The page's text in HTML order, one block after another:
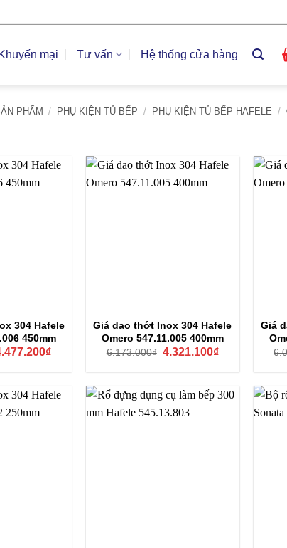
Khuyến mại Tư vấn Hệ thống cửa hàng
PHẨM / PHỤ KIỆN TỦ BẾP / PHỤ KIỆN TỦ BẾP HAFELE /
304 Hafele
450mm
₫Giá
tại
4.477.200₫.
Giá dao thớt Inox 304 Hafele
Omero 547.11.005 400mm
6.173.000₫ Giá
là:
4.321.100₫Giá
tại
4.321.100₫.
Giá